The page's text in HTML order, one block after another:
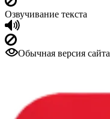
Озвучивание текста
Обычная версия сайта